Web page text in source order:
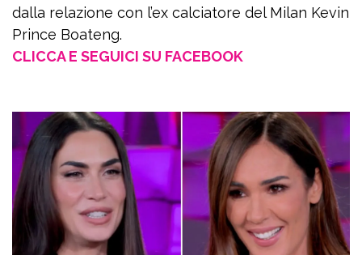
dalla relazione con l’ex calciatore del Milan Kevin
Prince Boateng.
CLICCA E SEGUICI SU FACEBOOK